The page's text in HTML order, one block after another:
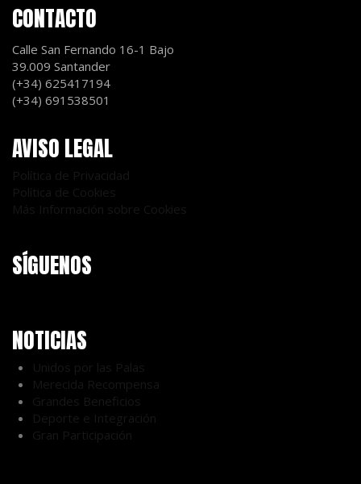
CONTACTO
Calle San Fernando 16-1 Bajo
39.009 Santander
(+34) 625417194
(+34) 691538501
AVISO LEGAL
SÍGUENOS
NOTICIAS